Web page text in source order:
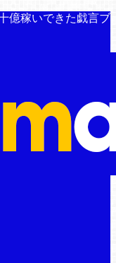
億稼いできた戯言ブ